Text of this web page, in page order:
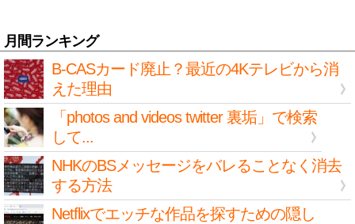
月間ランキング
B-CASカード廃止？最近の4Kテレビから消
えた理由
「photos and videos twitter 裏垢」で検索
して...
NHKのBSメッセージをバレることなく消去
する方法
Netflixでエッチな作品を探すための隠し